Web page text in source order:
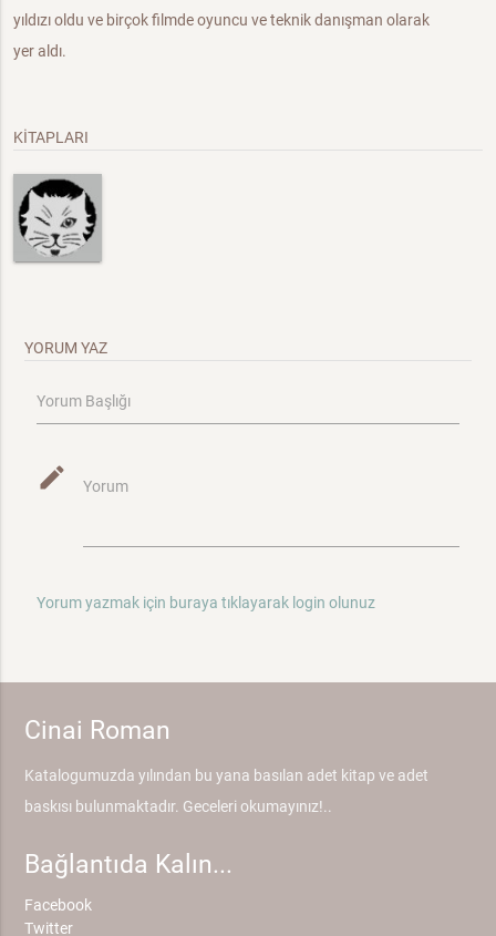
yıldızı oldu ve birçok filmde oyuncu ve teknik danışman olarak
yer aldı.
KİTAPLARI
YORUM YAZ
Yorum Başlığı
mode_edit Yorum
Yorum yazmak için buraya tıklayarak login olunuz
Cinai Roman
Katalogumuzda yılından bu yana basılan adet kitap ve adet
baskısı bulunmaktadır. Geceleri okumayınız!..
Bağlantıda Kalın...
Facebook
Twitter